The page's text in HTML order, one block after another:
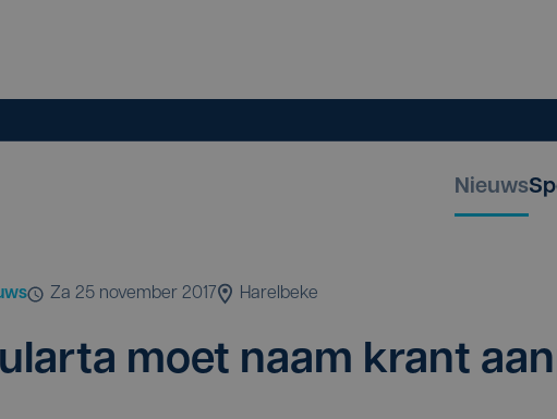
Nieuws
za 25 november 2017 Harelbeke
moet naam krant